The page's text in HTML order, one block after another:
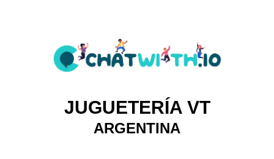
JUGUETERÍA VT
ARGENTINA